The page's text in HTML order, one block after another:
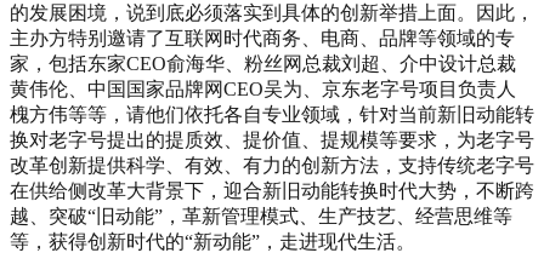
的发展困境，说到底必须落实到具体的创新举措上面。因此，
主办方特别邀请了互联网时代商务、电商、品牌等领域的专
家，包括东家CEO俞海华、粉丝网总裁刘超、介中设计总裁
黄伟伦、中国国家品牌网CEO吴为、京东老字号项目负责人
槐方伟等等，请他们依托各自专业领域，针对当前新旧动能转
换对老字号提出的提质效、提价值、提规模等要求，为老字号
改革创新提供科学、有效、有力的创新方法，支持传统老字号
在供给侧改革大背景下，迎合新旧动能转换时代大势，不断跨
越、突破“旧动能”，革新管理模式、生产技艺、经营思维等
等，获得创新时代的“新动能”，走进现代生活。